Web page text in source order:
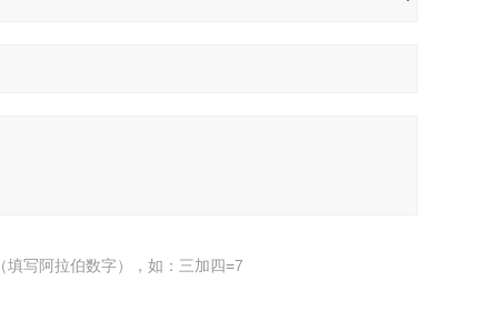
填写阿拉伯数字），如：三加四=7